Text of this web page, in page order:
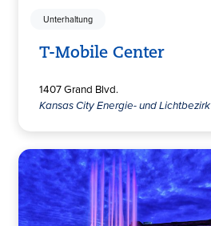
Unterhaltung
T-Mobile Center
1407 Grand Blvd.
Kansas City Energie- und Lichtbezirk